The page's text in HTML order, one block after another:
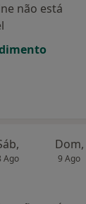
não está
Ago
Dom,
9 Ago